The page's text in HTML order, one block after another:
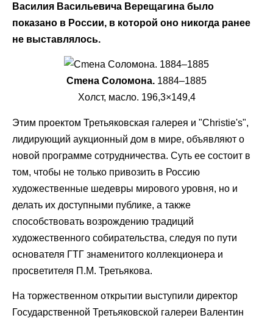
Василия Васильевича Верещагина было
показано в России, в которой оно никогда ранее
не выставлялось.
Сmена Соломона. 1884–1885
Холст, масло. 196,3×149,4
Этим проектом Третьяковская галерея и "Christie's",
лидирующий аукционный дом в мире, объявляют о
новой программе сотрудничества. Суть ее состоит в
том, чтобы не только привозить в Россию
художественные шедевры мирового уровня, но и
делать их доступными публике, а также
способствовать возрождению традиций
художественного собирательства, следуя по пути
основателя ГТГ знаменитого коллекционера и
просветителя П.М. Третьякова.
На торжественном открытии выступили директор
Государственной Третьяковской галереи Валентин